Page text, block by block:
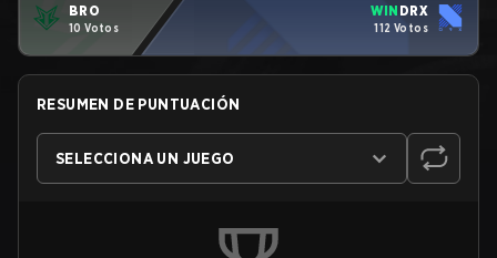
BRO
10 Votos
WIN DRX
112 Votos
RESUMEN DE PUNTUACIÓN
SELECCIONA UN JUEGO